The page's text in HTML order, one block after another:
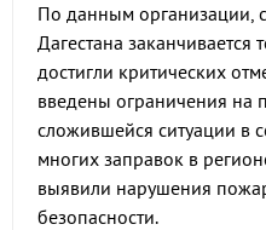
По данным организации,
Дагестана
достигли критических
введены ограничения на
сложившейся ситуации в
многих заправок в
выявили нарушения
безопасности.